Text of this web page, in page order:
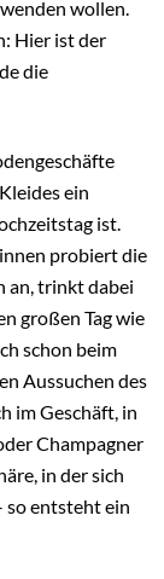
wurde lange